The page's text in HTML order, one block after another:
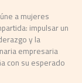
a mujeres
impulsar un
y la
empresaria
con su esperado